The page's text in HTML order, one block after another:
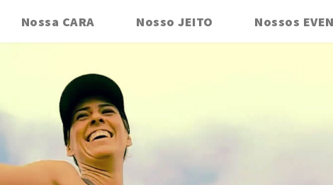
Nossa CARA Nosso JEITO Nossos